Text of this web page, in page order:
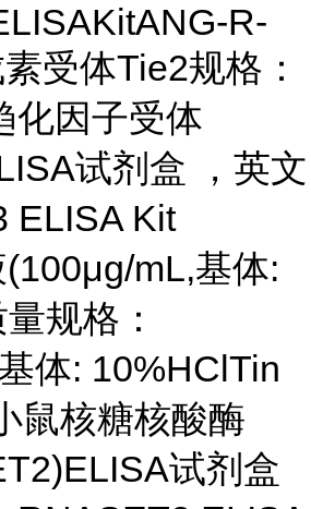
R-
受体Tie2规格：
化因子受体
试剂盒 ，英文
ELISA Kit
mL,基体:
规格：
体: 10%HClTin
鼠核糖核酸酶
试剂盒